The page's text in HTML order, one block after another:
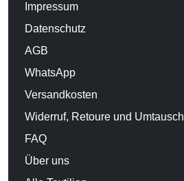
Impressum
Datenschutz
AGB
WhatsApp
Versandkosten
Widerruf, Retoure und Umtausch
FAQ
Über uns